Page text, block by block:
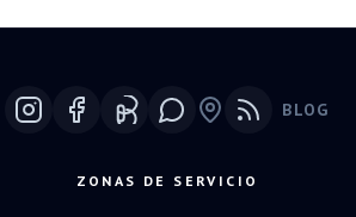
BLOG
ZONAS DE SERVICIO